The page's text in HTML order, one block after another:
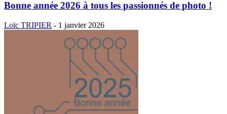
Bonne année 2026 à tous les passionnés de photo !
Loïc TRIPIER - 1 janvier 2026